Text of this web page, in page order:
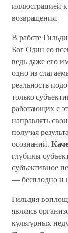
иллюстрацией
возвращения.
В работе
Бог Один со
ведь даже его
одно из
реальность
только
работающих с
направлять
получая
осознаний.
глубины
субъективное
— бесплодно и
Гильдия
являясь
культурных